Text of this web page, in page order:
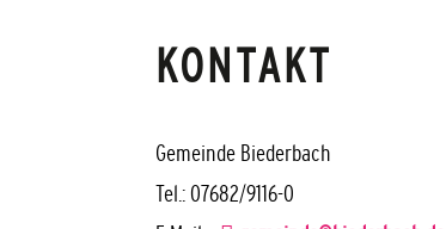
KONTAKT
Gemeinde Biederbach
Tel.: 07682/9116-0